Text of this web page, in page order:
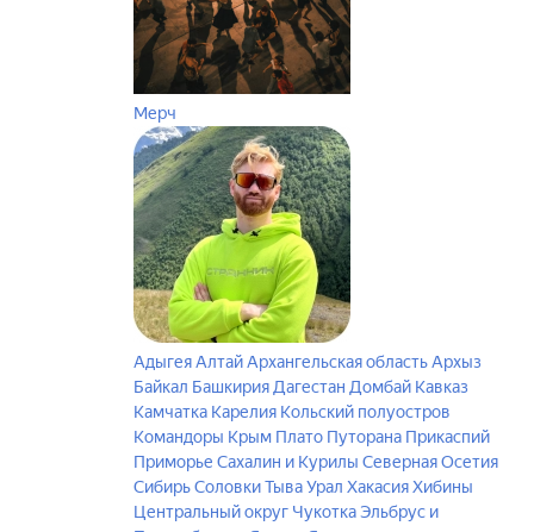
Мерч
АдыгеяАлтайАрхангельская областьАрхыз
Байкал Башкирия Дагестан Домбай Кавказ
Камчатка Карелия Кольский полуостров
Командоры Крым Плато Путорана Прикаспий
Приморье Сахалин и Курилы Северная Осетия
СибирьСоловкиТываУрал ХакасияХибины
Центральный округ ЧукоткаЭльбрус и